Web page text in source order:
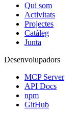
Qui som
Activitats
Projectes
Catàleg
Junta
Desenvolupadors
MCP Server
API Docs
npm
GitHub